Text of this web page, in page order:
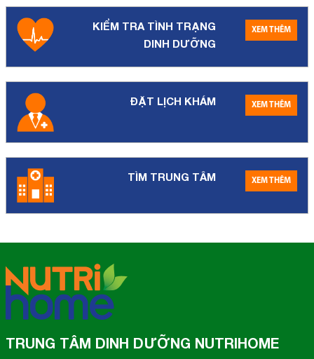
KIỂM TRA TÌNH TRẠNG
DINH DƯỠNG
XEM THÊM
ĐẶT LỊCH KHÁM XEM THÊM
TÌM TRUNG TÂM XEM THÊM
TRUNG TÂM DINH DƯỠNG NUTRIHOME